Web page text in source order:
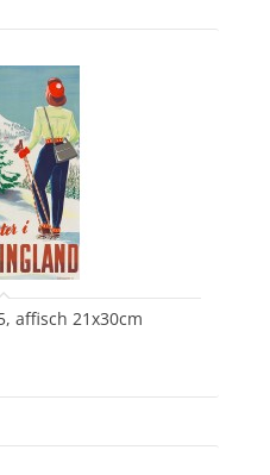
affisch 21x30cm